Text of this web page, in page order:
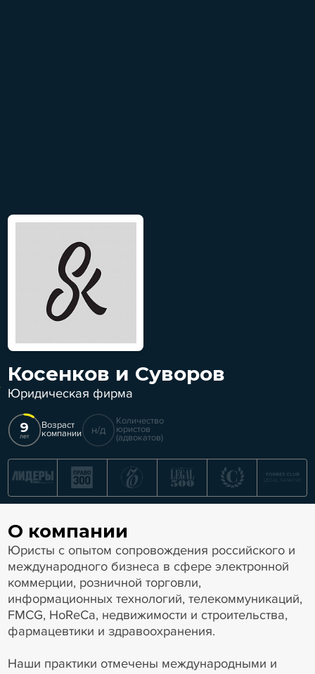
Косенков и Суворов
Юридическая фирма
9
лет
Возраст
компании н/д
Количество
юристов
(адвокатов)
О компании
Юристы с опытом сопровождения российского и
международного бизнеса в сфере электронной
коммерции, розничной торговли,
информационных технологий, телекоммуникаций,
FMCG, HoReCa, недвижимости и строительства,
фармацевтики и здравоохранения.
Наши практики отмечены международными и